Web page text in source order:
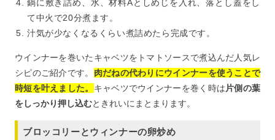
鍋に敷き詰め、水、材料Aとしめじを入れ、落とし蓋をし
て中火で20分煮ます。
汁気が少なくなるくらい煮詰めたら完成です。
ウインナーを巻いたキャベツをトマトソースで煮込んだ人気レ
シピのご紹介です。 肉だねの代わりにウインナーを使うことで
時短を叶えました。 キャベツでウインナーを巻く時は片側の葉
をしっかり押し込むときれいにまとまります。
ブロッコリーとウィンナーの卵炒め